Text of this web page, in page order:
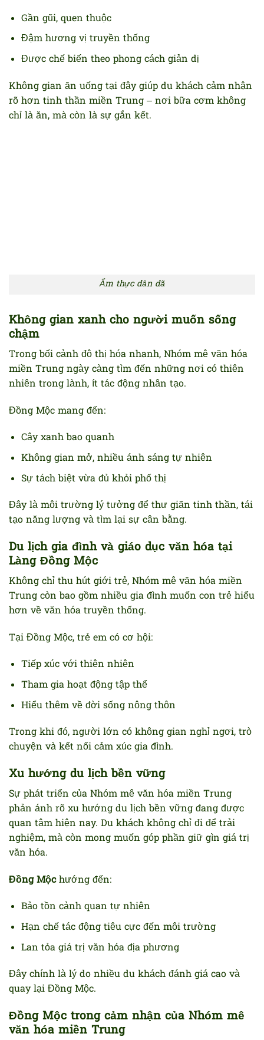
Gần gũi, quen thuộc
Đậm hương vị truyền thống
Được chế biến theo phong cách giản dị
Không gian ăn uống tại đây giúp du khách cảm nhận
rõ hơn tinh thần miền Trung – nơi bữa cơm không
chỉ là ăn, mà còn là sự gắn kết.
Ẩm thực dân dã
Không gian xanh cho người muốn sống
chậm
Trong bối cảnh đô thị hóa nhanh, Nhóm mê văn hóa
miền Trung ngày càng tìm đến những nơi có thiên
nhiên trong lành, ít tác động nhân tạo.
Đồng Mộc mang đến:
Cây xanh bao quanh
Không gian mở, nhiều ánh sáng tự nhiên
Sự tách biệt vừa đủ khỏi phố thị
Đây là môi trường lý tưởng để thư giãn tinh thần, tái
tạo năng lượng và tìm lại sự cân bằng.
Du lịch gia đình và giáo dục văn hóa tại
Làng Đồng Mộc
Không chỉ thu hút giới trẻ, Nhóm mê văn hóa miền
Trung còn bao gồm nhiều gia đình muốn con trẻ hiểu
hơn về văn hóa truyền thống.
Tại Đồng Mộc, trẻ em có cơ hội:
Tiếp xúc với thiên nhiên
Tham gia hoạt động tập thể
Hiểu thêm về đời sống nông thôn
Trong khi đó, người lớn có không gian nghỉ ngơi, trò
chuyện và kết nối cảm xúc gia đình.
Xu hướng du lịch bền vững
Sự phát triển của Nhóm mê văn hóa miền Trung
phản ánh rõ xu hướng du lịch bền vững đang được
quan tâm hiện nay. Du khách không chỉ đi để trải
nghiệm, mà còn mong muốn góp phần giữ gìn giá trị
văn hóa.
Đồng Mộchướng đến:
Bảo tồn cảnh quan tự nhiên
Hạn chế tác động tiêu cực đến môi trường
Lan tỏa giá trị văn hóa địa phương
Đây chính là lý do nhiều du khách đánh giá cao và
quay lại Đồng Mộc.
Đồng Mộc trong cảm nhận của Nhóm mê
văn hóa miền Trung